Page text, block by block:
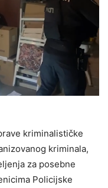
kriminalističke
kriminala,
za posebne
Policijske